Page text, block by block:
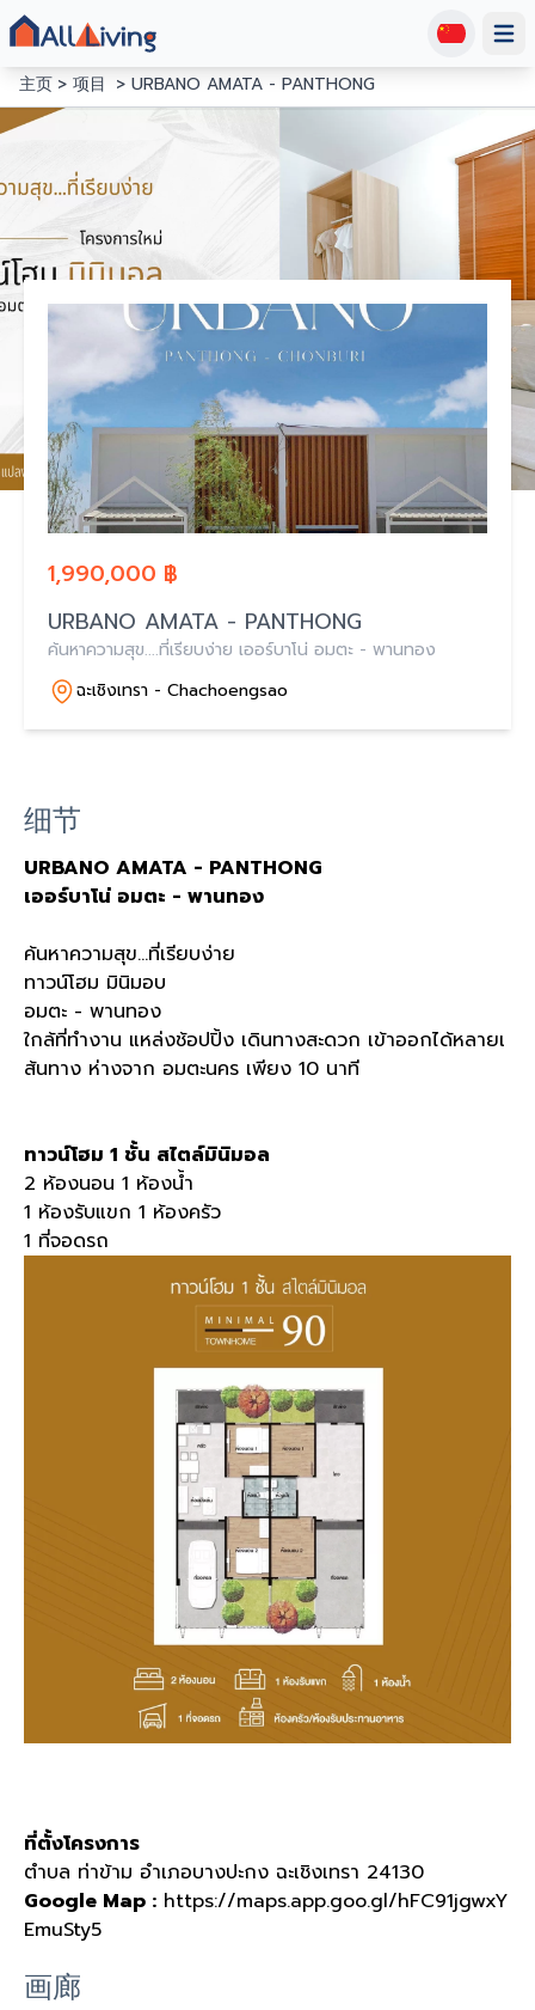
主页
项目 URBANO AMATA - PANTHONG
1,990,000 ฿
URBANO AMATA - PANTHONG
ค้นหาความสุข....ที่เรียบง่าย เออร์บาโน่ อมตะ - พานทอง
ฉะเชิงเทรา - Chachoengsao
细节
URBANO AMATA - PANTHONG
เออร์บาโน่ อมตะ - พานทอง
ค้นหาความสุข...ที่เรียบง่าย
ทาวน์โฮม มินิมอบ
อมตะ - พานทอง
ใกล้ที่ทำงาน แหล่งช้อปปิ้ง เดินทางสะดวก เข้าออกได้หลายเ
ส้นทาง ห่างจาก อมตะนคร เพียง 10 นาที
ทาวน์โฮม 1 ชั้น สไตล์มินิมอล
2 ห้องนอน 1 ห้องน้ำ
1 ห้องรับแขก 1 ห้องครัว
1 ที่จอดรถ
ที่ตั้งโครงการ
ตำบล ท่าข้าม อำเภอบางปะกง ฉะเชิงเทรา 24130
Google Map : https://maps.app.goo.gl/hFC91jgwxY
EmuSty5
画廊